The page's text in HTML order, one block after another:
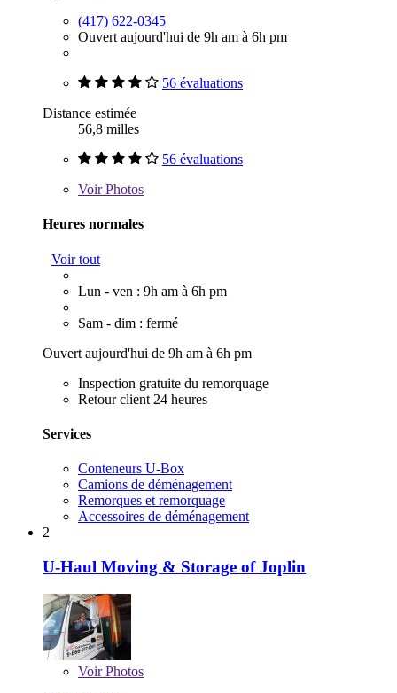
(417) 622-0345
Ouvert aujourd'hui de 9h am à 6h pm
56 évaluations
Distance estimée
56,8 milles
56 évaluations
VoirPhotos
Heures normales
Voir tout
Lun - ven : 9h am à 6h pm
Sam - dim : fermé
Ouvert aujourd'hui de 9h am à 6h pm
Inspection gratuite du remorquage
Retour client 24 heures
Services
Conteneurs U-Box
Camions de déménagement
Remorques et remorquage
Accessoires de déménagement
2
U-Haul Moving & Storage of Joplin
VoirPhotos